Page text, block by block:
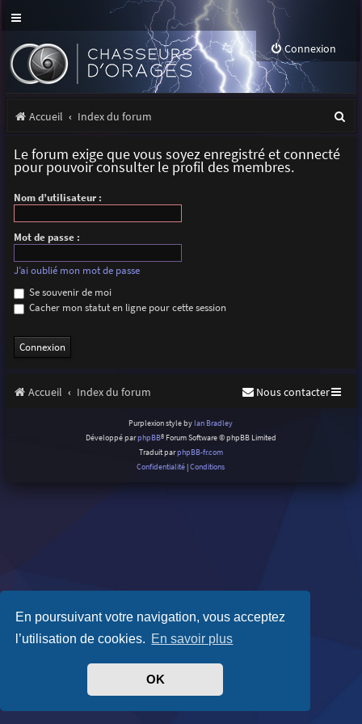
En poursuivant votre navigation, vous acceptez
l’utilisation de cookies. En savoir plus
OK
Connexion
Accueil Index du forum
Le forum exige que vous soyez enregistré et connecté
pour pouvoir consulter le profil des membres.
Nom d’utilisateur :
Mot de passe :
J’ai oublié mon mot de passe
Se souvenir de moi
Cacher mon statut en ligne pour cette session
Accueil Index du forum Nous contacter
Purplexion style by Ian Bradley
Développé parphpBB® Forum Software © phpBB Limited
Traduit parphpBB-fr.com
Confidentialité |Conditions